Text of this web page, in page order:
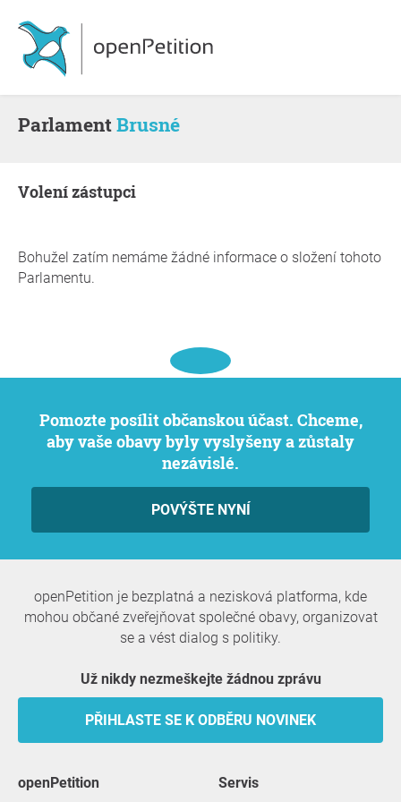
ParlamentBrusné
volení zástupci
Bohužel zatím nemáme žádné informace o složení tohoto
Parlamentu.
Pomozte posílit občanskou účast. Chceme,
aby vaše obavy byly vyslyšeny a zůstaly
nezávislé.
POVÝŠTE NYNÍ
openPetition je bezplatná a nezisková platforma, kde
mohou občané zveřejňovat společné obavy, organizovat
se a vést dialog s politiky.
Už nikdy nezmeškejte žádnou zprávu
PŘIHLASTE SE K ODBĚRU NOVINEK
openPetition servis